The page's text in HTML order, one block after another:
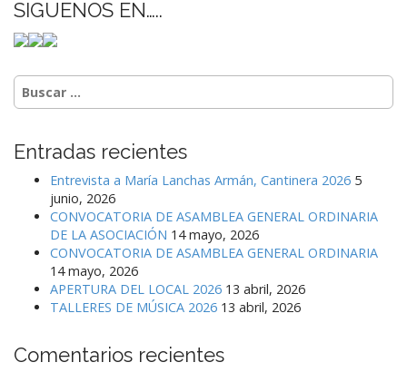
SIGUENOS EN…..
Buscar:
Entradas recientes
Entrevista a María Lanchas Armán, Cantinera 2026 5
junio, 2026
CONVOCATORIA DE ASAMBLEA GENERAL ORDINARIA
DE LA ASOCIACIÓN 14 mayo, 2026
CONVOCATORIA DE ASAMBLEA GENERAL ORDINARIA
14 mayo, 2026
APERTURA DEL LOCAL 2026 13 abril, 2026
TALLERES DE MÚSICA 2026 13 abril, 2026
Comentarios recientes